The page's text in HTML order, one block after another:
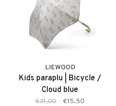
LIEWOOD
Kids paraplu | Bicycle /
Cloud blue
€31,00 €15,50